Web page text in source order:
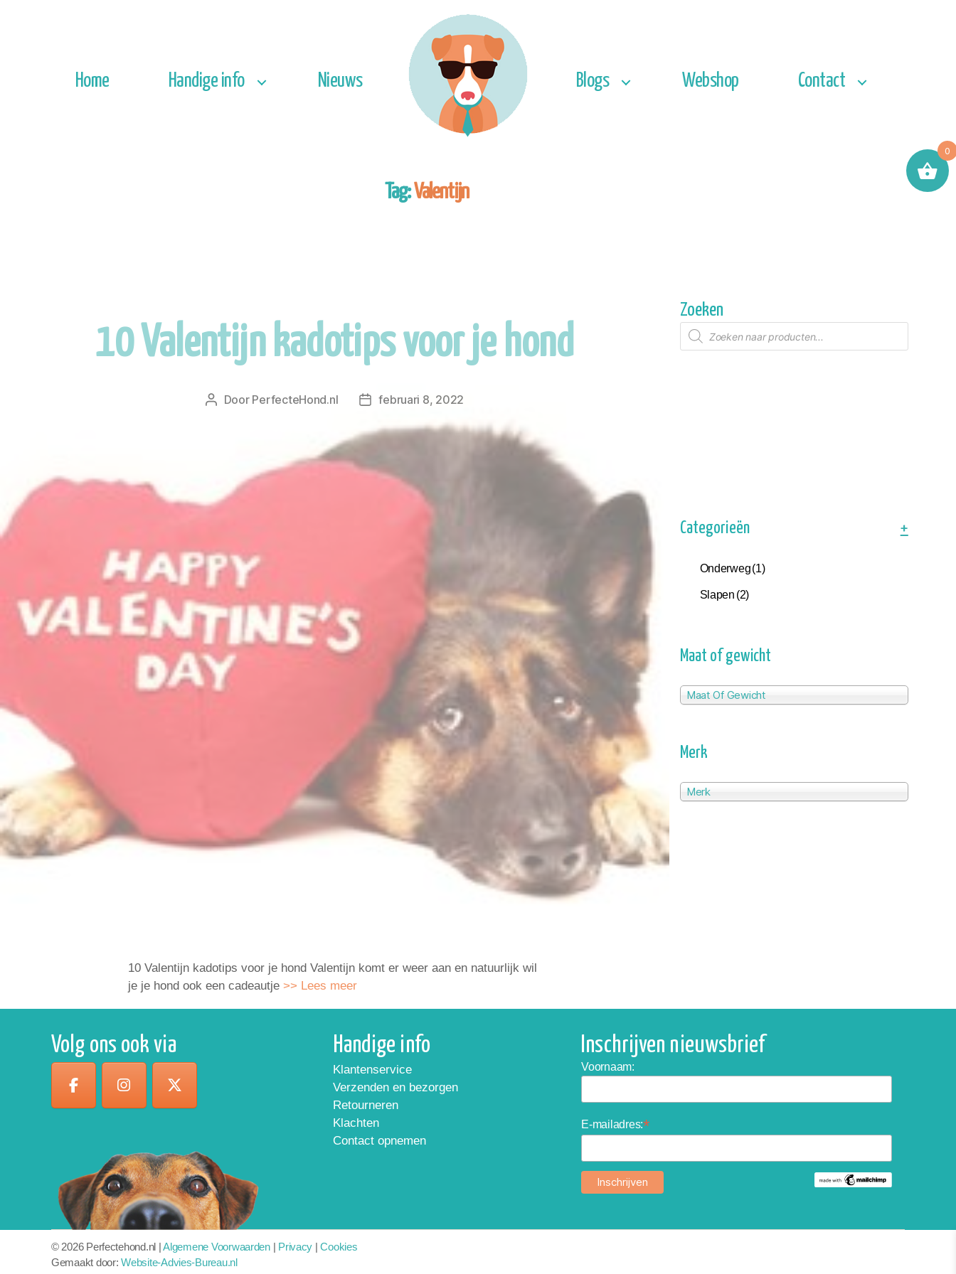
Home Handige info Nieuws Blogs Webshop Contact
Tag:Valentijn
10 Valentijn kadotips voor je hond
Berichtauteur
Door PerfecteHond.nl Berichtdatum
februari 8, 2022
10 Valentijn kadotips voor je hond Valentijn komt er weer aan en natuurlijk wil
je je hond ook een cadeautje >> Lees meer
Zoeken
Producten
zoeken
Categorieën +
Onderweg(1)
Slapen (2)
Maat of gewicht
Maat Of Gewicht
Merk
Merk
Volg ons ook via Handige info
Klantenservice
Verzenden en bezorgen
Retourneren
Klachten
Contact opnemen
Inschrijven nieuwsbrief
Voornaam:
E-mailadres:*
© 2026 Perfectehond.nl |Algemene Voorwaarden| Privacy |Cookies
Gemaakt door:Website-Advies-Bureau.nl
0